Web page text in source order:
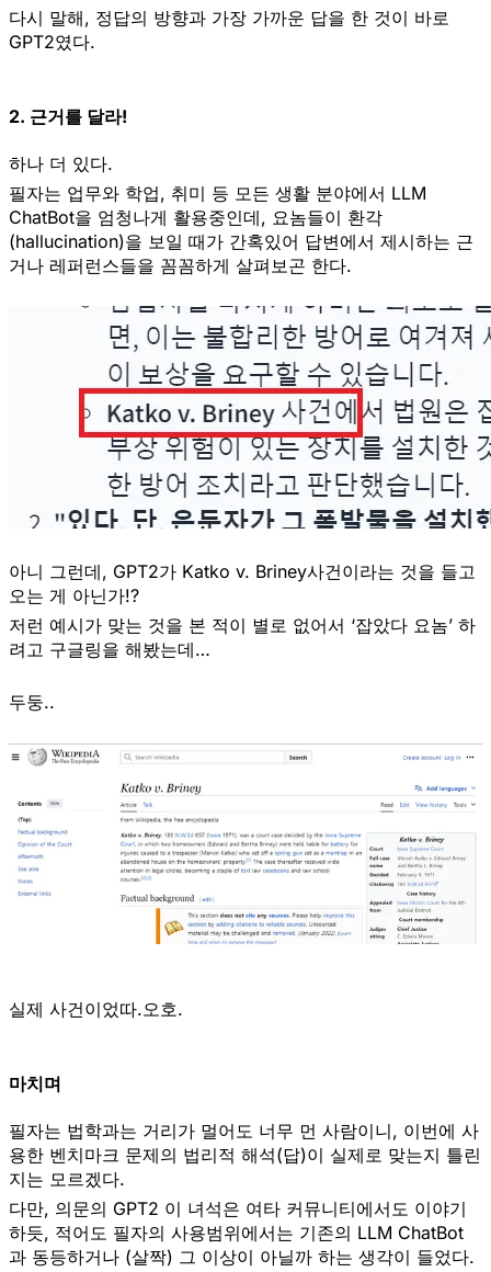
다시 말해, 정답의 방향과 가장 가까운 답을 한 것이 바로
GPT2였다.
2. 근거를 달라!
하나 더 있다.
필자는 업무와 학업, 취미 등 모든 생활 분야에서 LLM
ChatBot을 엄청나게 활용중인데, 요놈들이 환각
(hallucination)을 보일 때가 간혹있어 답변에서 제시하는 근
거나 레퍼런스들을 꼼꼼하게 살펴보곤 한다.
아니 그런데, GPT2가 Katko v. Briney사건이라는 것을 들고
오는 게 아닌가!?
저런 예시가 맞는 것을 본 적이 별로 없어서 ‘잡았다 요놈’ 하
려고 구글링을 해봤는데…
두둥..
용한 벤치마크 문제의 법리적 해석(답)이 실제로 맞는지 틀린
지는 모르겠다.
다만, 의문의 GPT2 이 녀석은 여타 커뮤니티에서도 이야기
하듯, 적어도 필자의 사용범위에서는 기존의 LLM ChatBot
과 동등하거나 (살짝) 그 이상이 아닐까 하는 생각이 들었다.
끝.